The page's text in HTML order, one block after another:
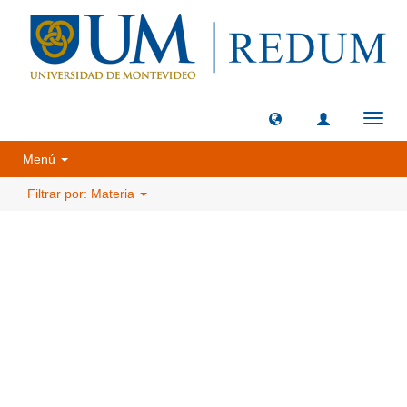
Menú
Filtrar por: Materia